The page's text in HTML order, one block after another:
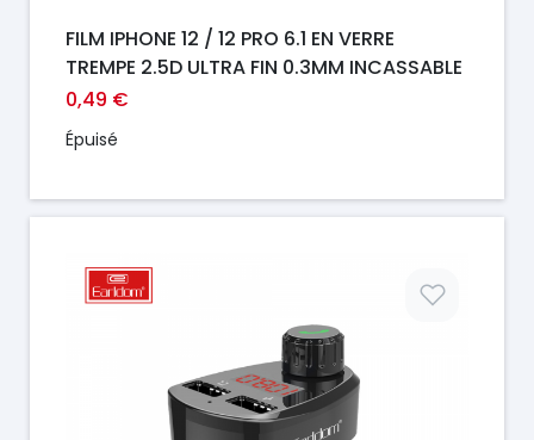
FILM IPHONE 12 / 12 PRO 6.1 EN VERRE
TREMPE 2.5D ULTRA FIN 0.3MM INCASSABLE
0,49 €
Épuisé
Prix